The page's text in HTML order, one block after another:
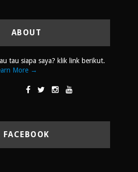
ABOUT
tau siapa saya? klik link berikut.
More →
FACEBOOK